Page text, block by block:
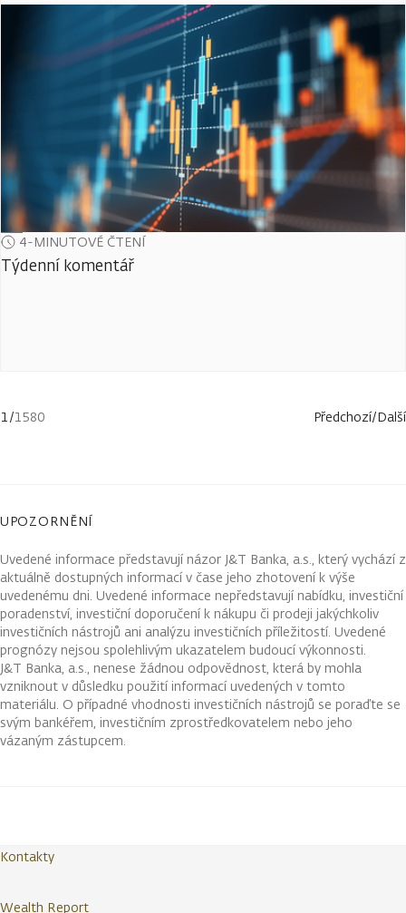
4-MINUTOVÉ ČTENÍ
Týdenní komentář
1/1580 Předchozí/Další
UPOZORNĚNÍ
Uvedené informace představují názor J&T Banka, a.s., který vychází z
aktuálně dostupných informací v čase jeho zhotovení k výše
uvedenému dni. Uvedené informace nepředstavují nabídku, investiční
poradenství, investiční doporučení k nákupu či prodeji jakýchkoliv
investičních nástrojů ani analýzu investičních příležitostí. Uvedené
prognózy nejsou spolehlivým ukazatelem budoucí výkonnosti.
J&T Banka, a.s., nenese žádnou odpovědnost, která by mohla
vzniknout v důsledku použití informací uvedených v tomto
materiálu. O případné vhodnosti investičních nástrojů se poraďte se
svým bankéřem, investičním zprostředkovatelem nebo jeho
vázaným zástupcem.
Kontakty
Wealth Report